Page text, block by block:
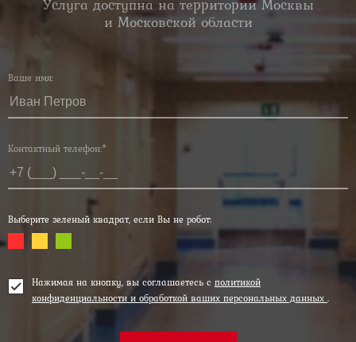
Услуга доступна на территории Москвы
и Московской области
Ваше имя:
Контактный телефон:*
Выберите зеленый квадрат, если Вы не робот:
Нажимая на кнопку, вы соглашаетесь с политикой
конфиденциальности и обработкой ваших персональных данных .